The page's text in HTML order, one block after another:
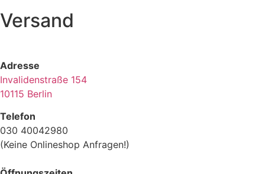
Versand
Adresse
Invalidenstraße 154
10115 Berlin
Telefon
030 40042980
(Keine Onlineshop Anfragen!)